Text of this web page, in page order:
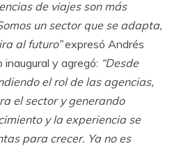
de viajes son más
un sector que se adapta,
al futuro”expresó Andrés
inaugural y agregó: “Desde
el rol de las agencias,
el sector y generando
y la experiencia se
para crecer. Ya no es